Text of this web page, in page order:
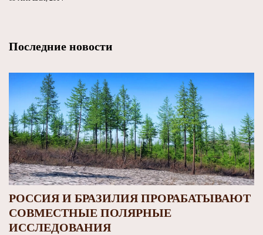
Последние новости
РОССИЯ И БРАЗИЛИЯ ПРОРАБАТЫВАЮТ
СОВМЕСТНЫЕ ПОЛЯРНЫЕ
ИССЛЕДОВАНИЯ